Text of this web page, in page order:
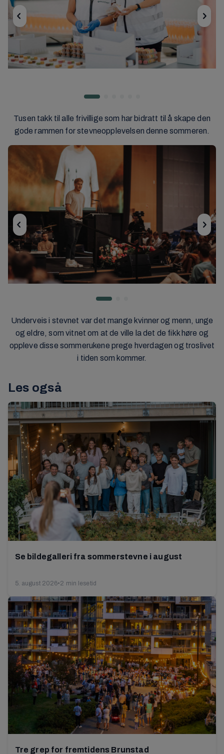
Tusen takk til alle frivillige som har bidratt til å skape den
gode rammen for stevneopplevelsen denne sommeren.
Underveis i stevnet var det mange kvinner og menn, unge
og eldre, som vitnet om at de ville la det de fikk høre og
oppleve disse sommerukene prege hverdagen og troslivet
i tiden som kommer.
Les også
Se bildegalleri fra sommerstevne i august
5. august 2026•2 min lesetid
Tre grep for fremtidens Brunstad